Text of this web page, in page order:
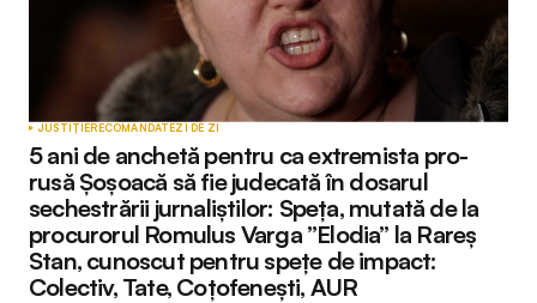
JUSTIȚIERECOMANDATEZI DE ZI
5 ani de anchetă pentru ca extremista pro-
rusă Șoșoacă să fie judecată în dosarul
sechestrării jurnaliștilor: Speța, mutată de la
procurorul Romulus Varga ”Elodia” la Rareș
Stan, cunoscut pentru spețe de impact:
Colectiv, Tate, Coțofenești, AUR